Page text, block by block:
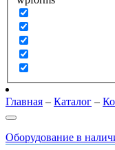
Главная – Каталог –
Оборудование в